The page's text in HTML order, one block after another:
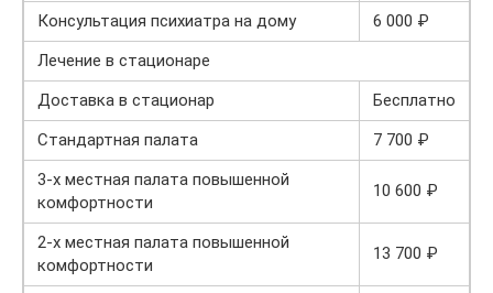
Консультация психиатра на дому
6 000 ₽
Лечение в стационаре
Доставка в стационар
Бесплатно
Стандартная палата
7 700 ₽
3-х местная палата повышенной
комфортности
10 600 ₽
2-х местная палата повышенной
комфортности
13 700 ₽